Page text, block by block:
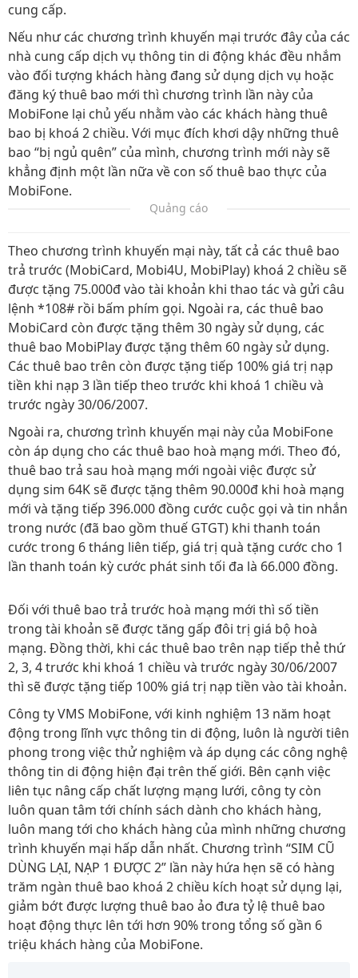
cung cấp.
Nếu như các chương trình khuyến mại trước đây của các
nhà cung cấp dịch vụ thông tin di động khác đều nhắm
vào đối tượng khách hàng đang sử dụng dịch vụ hoặc
đăng ký thuê bao mới thì chương trình lần này của
MobiFone lại chủ yếu nhằm vào các khách hàng thuê
bao bị khoá 2 chiều. Với mục đích khơi dậy những thuê
bao “bị ngủ quên” của mình, chương trình mới này sẽ
khẳng định một lần nữa về con số thuê bao thực của
MobiFone.
Quảng cáo
Theo chương trình khuyến mại này, tất cả các thuê bao
trả trước (MobiCard, Mobi4U, MobiPlay) khoá 2 chiều sẽ
được tặng 75.000đ vào tài khoản khi thao tác và gửi câu
lệnh *108# rồi bấm phím gọi. Ngoài ra, các thuê bao
MobiCard còn được tặng thêm 30 ngày sử dụng, các
thuê bao MobiPlay được tặng thêm 60 ngày sử dụng.
Các thuê bao trên còn được tặng tiếp 100% giá trị nạp
tiền khi nạp 3 lần tiếp theo trước khi khoá 1 chiều và
trước ngày 30/06/2007.
Ngoài ra, chương trình khuyến mại này của MobiFone
còn áp dụng cho các thuê bao hoà mạng mới. Theo đó,
thuê bao trả sau hoà mạng mới ngoài việc được sử
dụng sim 64K sẽ được tặng thêm 90.000đ khi hoà mạng
mới và tặng tiếp 396.000 đồng cước cuộc gọi và tin nhắn
trong nước (đã bao gồm thuế GTGT) khi thanh toán
cước trong 6 tháng liên tiếp, giá trị quà tặng cước cho 1
lần thanh toán kỳ cước phát sinh tối đa là 66.000 đồng.
Đối với thuê bao trả trước hoà mạng mới thì số tiền
trong tài khoản sẽ được tăng gấp đôi trị giá bộ hoà
mạng. Đồng thời, khi các thuê bao trên nạp tiếp thẻ thứ
2, 3, 4 trước khi khoá 1 chiều và trước ngày 30/06/2007
thì sẽ được tặng tiếp 100% giá trị nạp tiền vào tài khoản.
Công ty VMS MobiFone, với kinh nghiệm 13 năm hoạt
động trong lĩnh vực thông tin di động, luôn là người tiên
phong trong việc thử nghiệm và áp dụng các công nghệ
thông tin di động hiện đại trên thế giới. Bên cạnh việc
liên tục nâng cấp chất lượng mạng lưới, công ty còn
luôn quan tâm tới chính sách dành cho khách hàng,
luôn mang tới cho khách hàng của mình những chương
trình khuyến mại hấp dẫn nhất. Chương trình “SIM CŨ
DÙNG LẠI, NẠP 1 ĐƯỢC 2” lần này hứa hẹn sẽ có hàng
trăm ngàn thuê bao khoá 2 chiều kích hoạt sử dụng lại,
giảm bớt được lượng thuê bao ảo đưa tỷ lệ thuê bao
hoạt động thực lên tới hơn 90% trong tổng số gần 6
triệu khách hàng của MobiFone.